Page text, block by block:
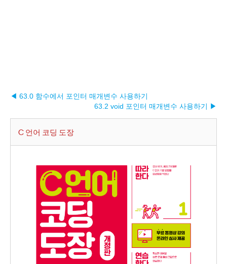
◀ 63.0 함수에서 포인터 매개변수 사용하기
63.2 void 포인터 매개변수 사용하기 ▶︎
C 언어 코딩 도장